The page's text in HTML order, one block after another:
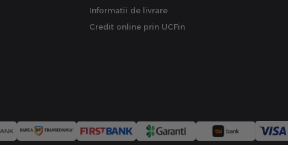
Informatii de livrare
Credit online prin UCFin